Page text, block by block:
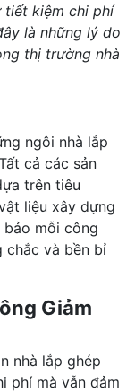
tiết kiệm chi phí
là những lý do
thị trường nhà
ngôi nhà lắp
cả các sản
trên tiêu
liệu xây dựng
mỗi công
chắc và bền bỉ
Giảm
nhà lắp ghép
phí mà vẫn đảm